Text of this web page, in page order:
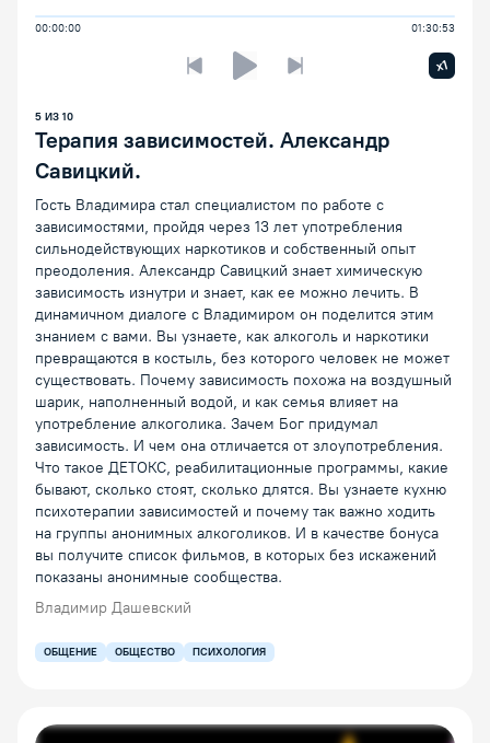
00:00:00 01:30:53
Предыдущая лекцияСледующая лекция
x1
5 ИЗ 10
Терапия зависимостей. Александр
Савицкий.
Гость Владимира стал специалистом по работе с
зависимостями, пройдя через 13 лет употребления
сильнодействующих наркотиков и собственный опыт
преодоления. Александр Савицкий знает химическую
зависимость изнутри и знает, как ее можно лечить. В
динамичном диалоге с Владимиром он поделится этим
знанием с вами. Вы узнаете, как алкоголь и наркотики
превращаются в костыль, без которого человек не может
существовать. Почему зависимость похожа на воздушный
шарик, наполненный водой, и как семья влияет на
употребление алкоголика. Зачем Бог придумал
зависимость. И чем она отличается от злоупотребления.
Что такое ДЕТОКС, реабилитационные программы, какие
бывают, сколько стоят, сколько длятся. Вы узнаете кухню
психотерапии зависимостей и почему так важно ходить
на группы анонимных алкоголиков. И в качестве бонуса
вы получите список фильмов, в которых без искажений
показаны анонимные сообщества.
Владимир Дашевский
ОБЩЕНИЕ ОБЩЕСТВО ПСИХОЛОГИЯ